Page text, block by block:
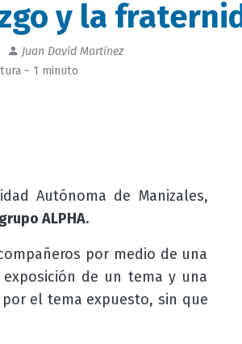
y la
Juan David Martinez
~ 1 minuto
Autónoma de Manizales,
ALPHA.
por medio de una
de un tema y una
el tema expuesto, sin que